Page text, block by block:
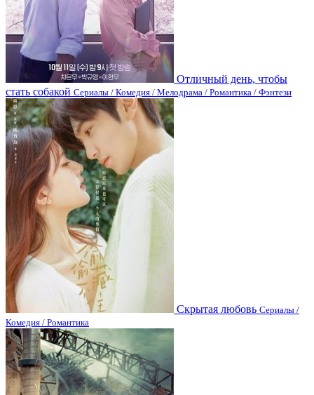
Отличный день, чтобы
стать собакой Сериалы / Комедия / Мелодрама / Романтика / Фэнтези
Скрытая любовь Сериалы /
Комедия / Романтика